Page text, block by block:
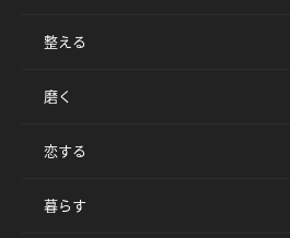
整える
磨く
恋する
暮らす